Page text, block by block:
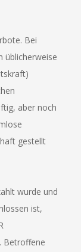
Bei
üblicherweise
aber noch
gestellt
wurde und
ist,
Betroffene